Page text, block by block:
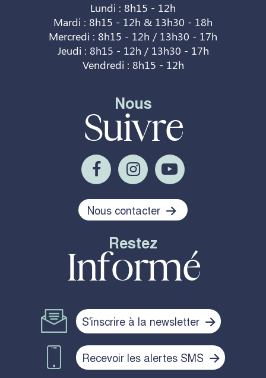
Lundi : 8h15 - 12h
Mardi : 8h15 - 12h & 13h30 - 18h
Mercredi : 8h15 - 12h / 13h30 - 17h
Jeudi : 8h15 - 12h / 13h30 - 17h
Vendredi : 8h15 - 12h
Nous
Suivre
Nous contacter
Restez
Informé
S'inscrire à la newsletter
Recevoir les alertes SMS